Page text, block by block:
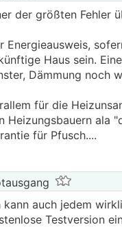
der größten Fehler
Energieausweis,
Haus sein.
Dämmung noch
für die
Heizungsbauern ala
für Pfusch....
kann auch jedem
Testversion